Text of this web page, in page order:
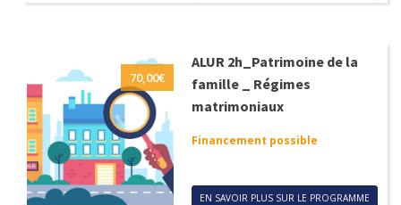
70,00€
ALUR 2h_Patrimoine de la
famille _ Régimes
matrimoniaux
Financement possible
EN SAVOIR PLUS SUR LE PROGRAMME